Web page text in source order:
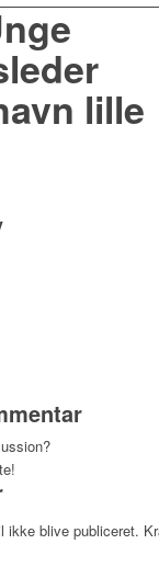
lille
ikke blive publiceret.